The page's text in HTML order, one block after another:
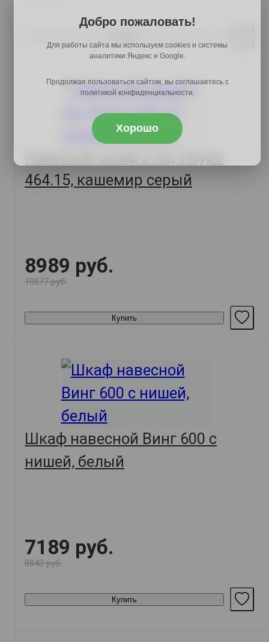
Навесной шкаф 2 ящ Лаура
464.15, кашемир серый
8989 руб.
10877 руб.
Купить
Шкаф навесной Винг 600 с
нишей, белый
7189 руб.
8843 руб.
Купить
Добро пожаловать!
Для работы сайта мы используем cookies и системы
аналитики Яндекс и Google.
Продолжая пользоваться сайтом, вы соглашаетесь с
политикой конфиденциальности.
Хорошо